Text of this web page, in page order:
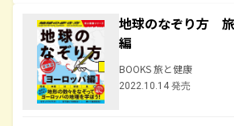
地球のなぞり方
編
BOOKS 旅と健康
2022.10.14 発売